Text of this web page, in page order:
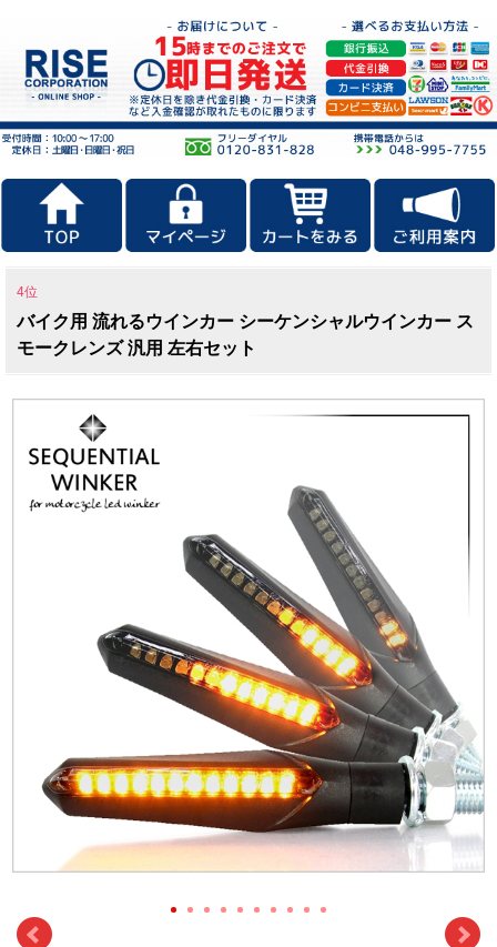
4位
バイク用 流れるウインカー シーケンシャルウインカー ス
モークレンズ 汎用 左右セット